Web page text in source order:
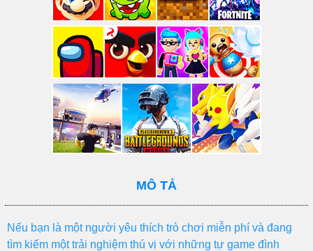
MÔ TẢ
Nếu bạn là một người yêu thích trò chơi miễn phí và đang
tìm kiếm một trải nghiệm thú vị với những tự game đình